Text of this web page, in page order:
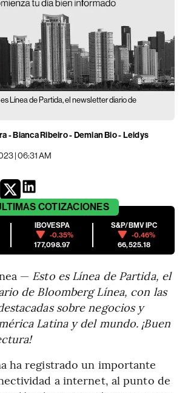
Línea de Partida, el newsletter diario de
- Bianca Ribeiro -Demian Bio-Leidys
| 06:31 AM
COTIZACIONES
IBOVESPA
-0.35%
177,098.97
S&P/BMV IPC
-0.46%
66,525.18
— Esto es Línea de Partida, el
de Bloomberg Línea, con las
sobre negocios y
Latina y del mundo. ¡Buen
ha registrado un importante
a internet, al punto de